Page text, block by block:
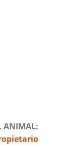
ANIMAL